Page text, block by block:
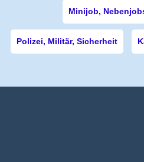
Minijob,
Polizei, Militär, Sicherheit